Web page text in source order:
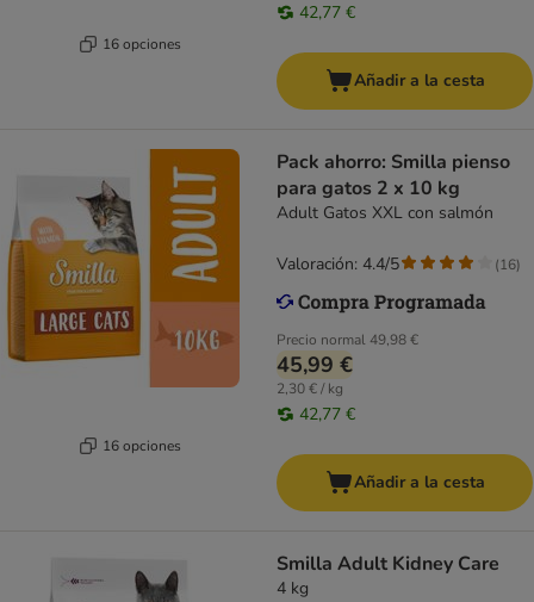
16 opciones
42,77 €
Añadir a la cesta
16 opciones
Pack ahorro: Smilla pienso
para gatos 2 x 10 kg
Adult Gatos XXL con salmón
Precio normal49,98 €
45,99 €
2,30 € / kg
42,77 €
Valoración: 4.4/5 (16)
Añadir a la cesta
Smilla Adult Kidney Care
4 kg